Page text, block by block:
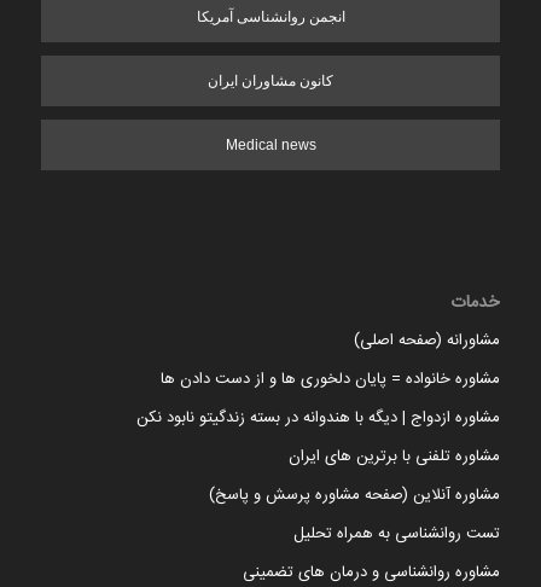
انجمن روانشناسی آمریکا
کانون مشاوران ایران
Medical news
خدمات
مشاورانه (صفحه اصلی)
مشاوره خانواده = پایان دلخوری ها و از دست دادن ها
مشاوره ازدواج | دیگه با هندوانه در بسته زندگیتو نابود نکن
مشاوره تلفنی با برترین های ایران
مشاوره آنلاین (صفحه مشاوره پرسش و پاسخ)
تست روانشناسی به همراه تحلیل
مشاوره روانشناسی و درمان های تضمینی